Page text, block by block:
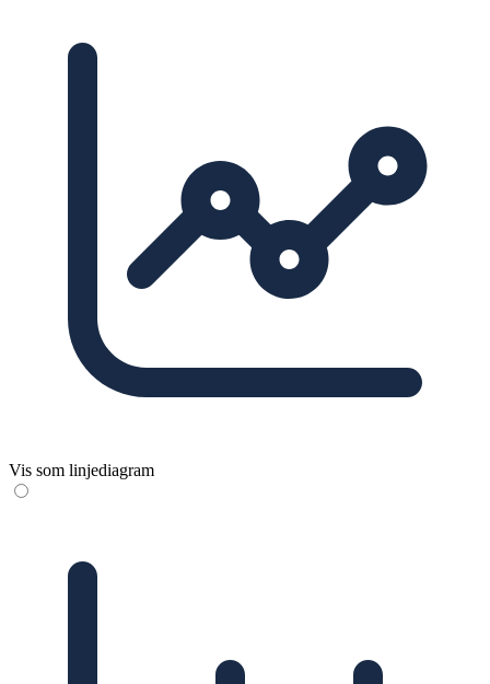
Vis som linjediagram